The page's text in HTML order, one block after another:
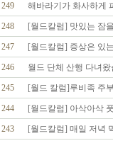
249 해바라기가 화사하게
248 [월드칼럼] 맛있는 잠
247 [월드칼럼] 증상은 있
246 월드 단체 산행 다녀
245 [월드 칼럼]루비족 주
244 [월드칼럼] 아삭아삭
243 [월드칼럼] 매일 저녁